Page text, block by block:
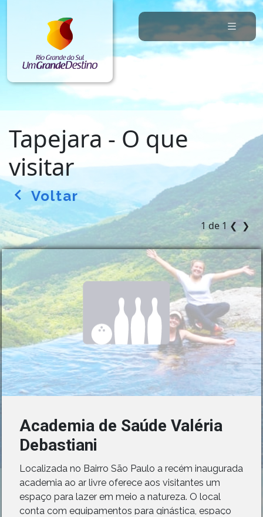
Tapejara - O que
visitar
arrow_back_ios Voltar
1 de 1 ❮ ❯
Academia de Saúde Valéria
Debastiani
Localizada no Bairro São Paulo a recém inaugurada
academia ao ar livre oferece aos visitantes um
espaço para lazer em meio a natureza. O local
conta com equipamentos para ginástica, espaço